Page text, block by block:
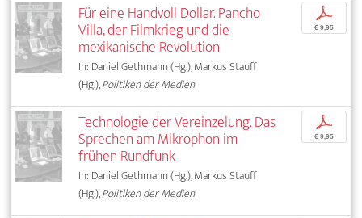
Für eine Handvoll Dollar. Pancho
Villa, der Filmkrieg und die
mexikanische Revolution
In: Daniel Gethmann (Hg.), Markus Stauff
(Hg.),Politiken der Medien
p
€ 9,95
Technologie der Vereinzelung. Das
Sprechen am Mikrophon im
frühen Rundfunk
In: Daniel Gethmann (Hg.), Markus Stauff
(Hg.),Politiken der Medien
p
€ 9,95